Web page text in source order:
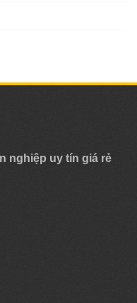
nghiệp uy tín giá rẻ